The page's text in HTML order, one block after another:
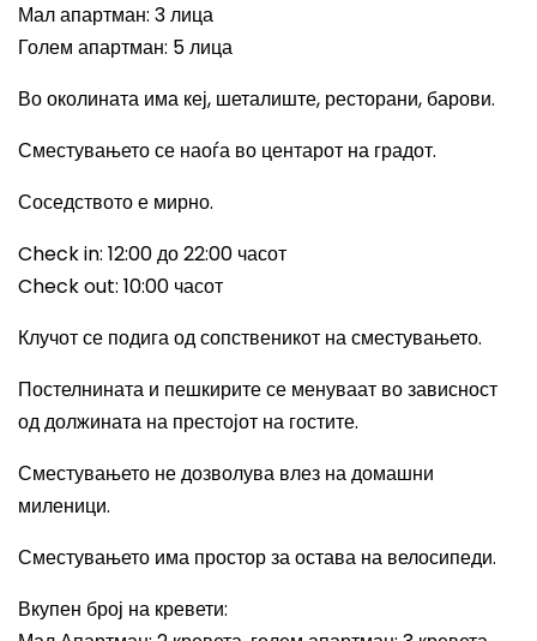
Мал апартман: 3лица
Голем апартман: 5лица
Во околината има кеј, шеталиште, ресторани, барови.
Сместувањето се наоѓа во центарот на градот.
Соседството е мирно.
Check in: 12:00до 22:00 часот
Check out: 10:00 часот
Клучот се подига од сопственикот на сместувањето.
Постелнината и пешкирите се менуваат во зависност
од должината на престојот на гостите.
Сместувањето не дозволува влез на домашни
миленици.
Сместувањето има простор за остава на велосипеди.
Вкупен број на кревети: